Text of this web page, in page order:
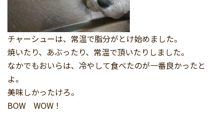
チャーシューは、常温で脂分がとけ始めました。
焼いたり、あぶったり、常温で頂いたりしました。
なかでもおいらは、冷やして食べたのが一番良かったと
よ。
美味しかったけろ。
BOW WOW！